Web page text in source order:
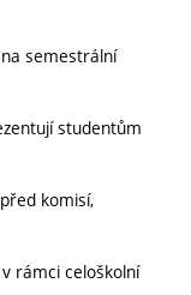
semestrální
studentům
komisí,
rámci celoškolní